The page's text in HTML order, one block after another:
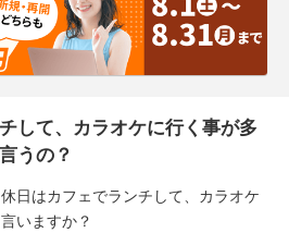
して、カラオケに行く事が多
うの？
日はカフェでランチして、カラオケ
いますか？